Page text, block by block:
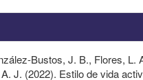
Bustos, J. B., Flores,
J. (2022). Estilo de vida